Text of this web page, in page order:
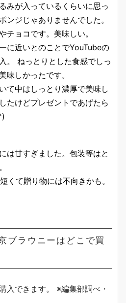
みが入っているくらいに思っ
ンジじゃありませんでした。
チョコです。美味しい。
に近いとのことでYouTubeの
。 ねっとりとした食感でしっ
味しかったです。
て中はしっとり濃厚で美味し
たけどプレゼントであげたら
は甘すぎました。包装等はと
くて贈り物には不向きかも。
ブラウニーはどこで買
入できます。 ※編集部調べ・